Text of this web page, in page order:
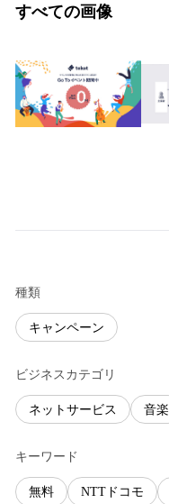
すべての画像
種類
キャンペーン
ビジネスカテゴリ
ネットサービス 音楽
キーワード
無料 NTTドコモ